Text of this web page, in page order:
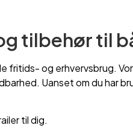
tilbehør til
og erhvervsbrug.
Uanset om du har
til dig.